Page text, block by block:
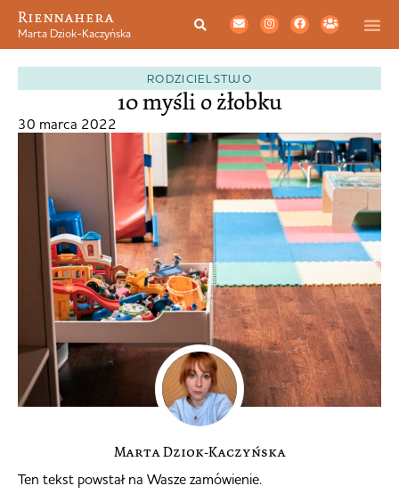
Riennahera
Marta Dziok-Kaczyńska
RODZICIELSTWO
10 myśli o żłobku
30 marca 2022
Marta Dziok-Kaczyńska
Ten tekst powstał na Wasze zamówienie.